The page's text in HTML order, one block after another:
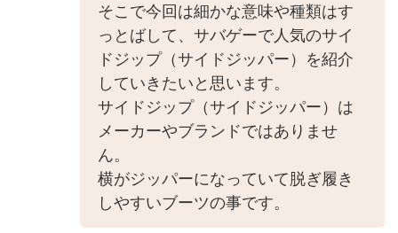
そこで今回は細かな意味や種類はす
っとばして、サバゲーで人気のサイ
ドジップ（サイドジッパー）を紹介
していきたいと思います。
サイドジップ（サイドジッパー）は
メーカーやブランドではありませ
ん。
横がジッパーになっていて脱ぎ履き
しやすいブーツの事です。